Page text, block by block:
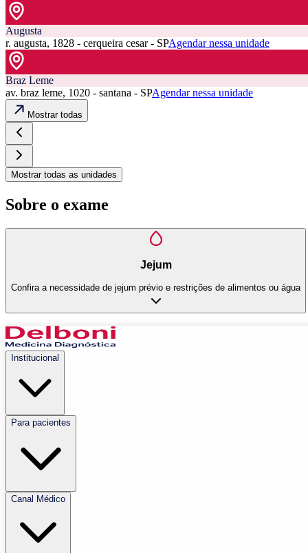
Augusta
r. augusta, 1828 - cerqueira cesar - SPAgendar nessa unidade
Braz Leme
av. braz leme, 1020 - santana - SPAgendar nessa unidade
Mostrar todas
Mostrar todas as unidades
Sobre o exame
Jejum
Confira a necessidade de jejum prévio e restrições de alimentos ou água
Institucional
Para pacientes
Canal Médico